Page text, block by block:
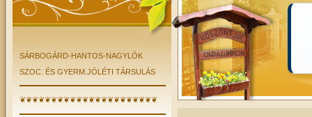
SÁRBOGÁRD-HANTOS-NAGYLÓK
SZOC. ÉS GYERM.JÓLÉTI TÁRSULÁS
❦❦❦❦❦❦❦❦❦❦❦❦❦❦❦❦❦❦❦❦❦❦